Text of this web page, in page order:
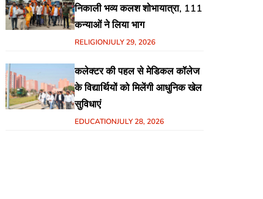
निकाली भव्य कलश शोभायात्रा, 111
कन्याओं ने लिया भाग
RELIGIONJULY 29, 2026
कलेक्टर की पहल से मेडिकल कॉलेज
के विद्यार्थियों को मिलेंगी आधुनिक खेल
सुविधाएं
EDUCATIONJULY 28, 2026